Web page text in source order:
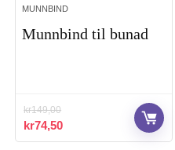
MUNNBIND
Munnbind til bunad
kr149,00
Opprinnelig
pris
kr74,50Nåværende
pris